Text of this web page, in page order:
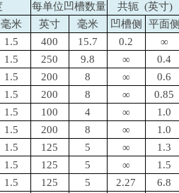
每单位凹槽数量 共轭 (英寸)
毫米 英寸 毫米 凹槽侧 平面侧
1.5 400 15.7 0.2 ∞
1.5 250 9.8 ∞ 0.4
1.5 200 8 ∞ 0.6
1.5 200 8 ∞ 0.85
1.5 100 4 ∞ 1.0
1.5 200 8 ∞ 1.0
1.5 125 5 ∞ 1.3
1.5 125 5 ∞ 1.5
1.5 125 5 2.27 6.8